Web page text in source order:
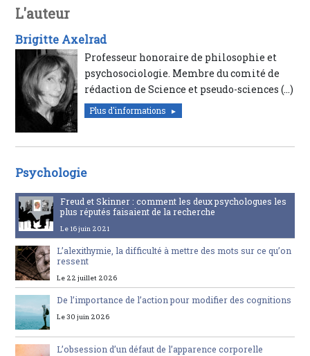
L'auteur
Brigitte Axelrad
Professeur honoraire de philosophie et
psychosociologie. Membre du comité de
rédaction de Science et pseudo-sciences (…)
Plus d'informations
Psychologie
Freud et Skinner : comment les deux psychologues les
plus réputés faisaient de la recherche
Le 16 juin 2021
L’alexithymie, la difficulté à mettre des mots sur ce qu’on
ressent
Le 22 juillet 2026
De l’importance de l’action pour modifier des cognitions
Le 30 juin 2026
L’obsession d’un défaut de l’apparence corporelle